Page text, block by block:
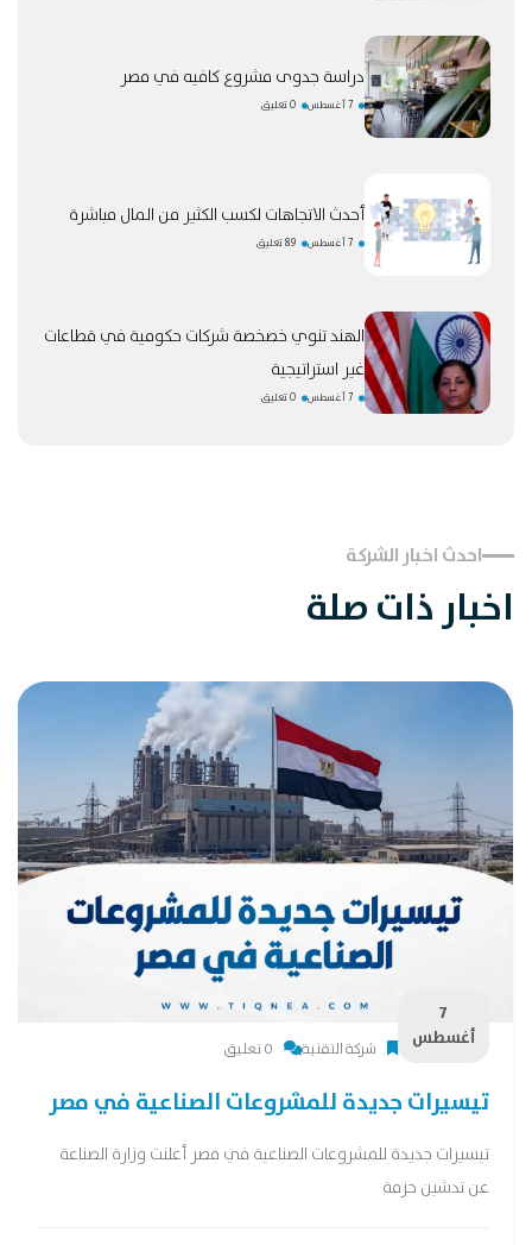
دراسة جدوى مشروع كافيه في مصر
7 أغسطس 0 تعليق
أحدث الاتجاهات لكسب الكثير من المال مباشرة
7 أغسطس 89 تعليق
الهند تنوي خصخصة شركات حكومية في قطاعات
غير استراتيجية
7 أغسطس 0 تعليق
احدث اخبار الشركة
اخبار ذات صلة
7
أغسطس
شركة التقنية 0 تعليق
تيسيرات جديدة للمشروعات الصناعية في مصر
تيسيرات جديدة للمشروعات الصناعية في مصر أعلنت وزارة الصناعة
عن تدشين حزمة